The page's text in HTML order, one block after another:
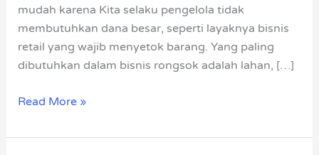
mudah karena Kita selaku pengelola tidak
membutuhkan dana besar, seperti layaknya bisnis
retail yang wajib menyetok barang. Yang paling
dibutuhkan dalam bisnis rongsok adalah lahan, […]
Read More »